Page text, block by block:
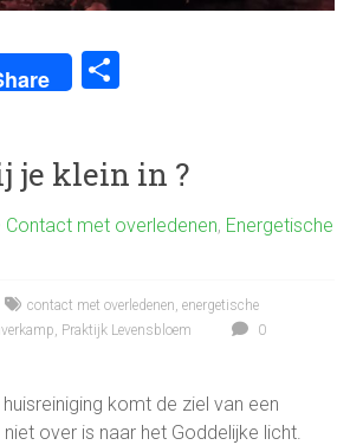
n
je klein in ?
Contact met overledenen, Energetische
contact met overledenen ,energetische
Praktijk Levensbloem
0
komt de ziel van een
over is naar het Goddelijke licht.